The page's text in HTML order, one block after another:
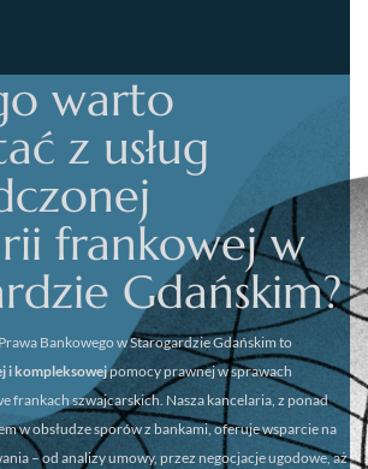
warto
z usług
frankowej w
Gdańskim?
Bankowego w Starogardzie Gdańskimto
i kompleksowejpomocy prawnej w sprawach
frankach szwajcarskich. Nasza kancelaria, z ponad
w obsłudze sporów z bankami, oferuje wsparcie na
– od analizy umowy, przez negocjacje ugodowe, aż